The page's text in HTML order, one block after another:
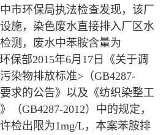
市环保局执法检查发现，该厂
施，染色废水直接排入厂区水
测，废水中苯胺含量为
保部2015年6月17日《关于调
染物排放标准>（GB4287-
求的公告》以及《纺织染整工
（GB4287-2012）中的规定，
检出限为1mg/L，本案苯胺排